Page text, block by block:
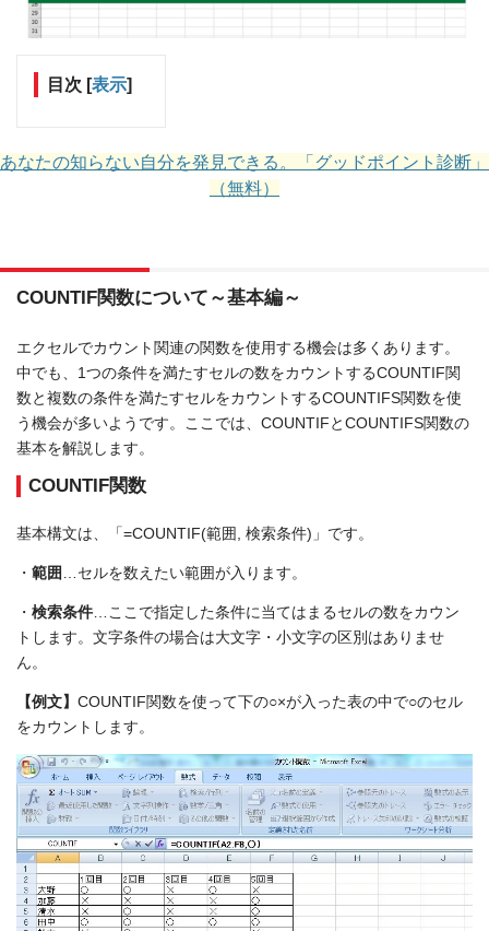
目次 [表示]
あなたの知らない自分を発見できる。「グッドポイント診断」
（無料）
COUNTIF関数について～基本編～
エクセルでカウント関連の関数を使用する機会は多くあります。
中でも、1つの条件を満たすセルの数をカウントするCOUNTIF関
数と複数の条件を満たすセルをカウントするCOUNTIFS関数を使
う機会が多いようです。ここでは、COUNTIFとCOUNTIFS関数の
基本を解説します。
COUNTIF関数
基本構文は、「=COUNTIF(範囲, 検索条件)」です。
・ 範囲 …セルを数えたい範囲が入ります。
・ 検索条件 …ここで指定した条件に当てはまるセルの数をカウン
トします。文字条件の場合は大文字・小文字の区別はありませ
ん。
【例文】 COUNTIF関数を使って下の○×が入った表の中で○のセル
をカウントします。